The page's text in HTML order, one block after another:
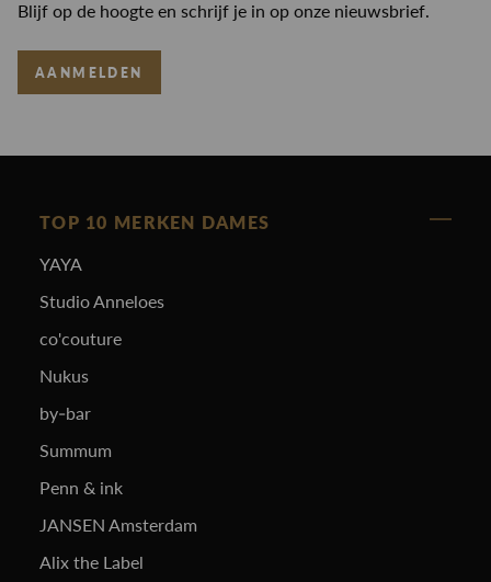
Blijf op de hoogte en schrijf je in op onze nieuwsbrief.
AANMELDEN
TOP 10 MERKEN DAMES
YAYA
Studio Anneloes
co'couture
Nukus
by-bar
Summum
Penn & ink
JANSEN Amsterdam
Alix the Label